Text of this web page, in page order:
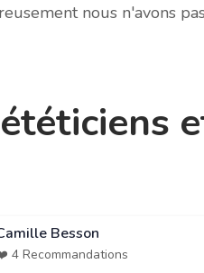
nous n'avons
Besson
4 Recommandations